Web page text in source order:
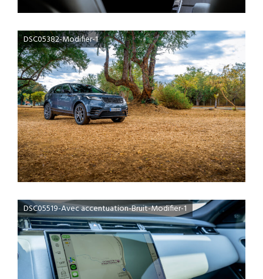
DSC05382-Modifier-1
DSC05519-Avec accentuation-Bruit-Modifier-1